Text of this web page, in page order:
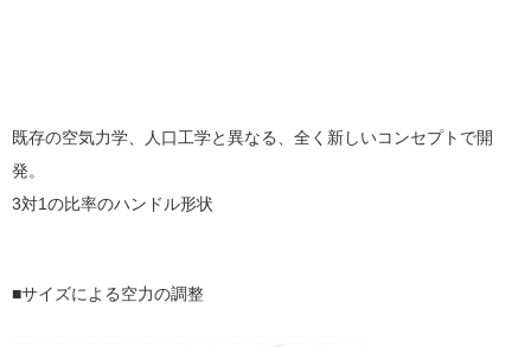
既存の空気力学、人口工学と異なる、全く新しいコンセプトで開
発。
3対1の比率のハンドル形状
■サイズによる空力の調整